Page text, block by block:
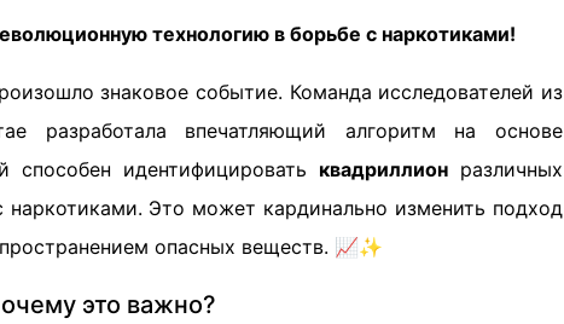
технологию в борьбе с наркотиками!
знаковое событие. Команда исследователей из
разработала впечатляющий алгоритм на основе
способен идентифицировать квадриллион различных
наркотиками. Это может кардинально изменить подход
опасных веществ. 📈✨
это важно?